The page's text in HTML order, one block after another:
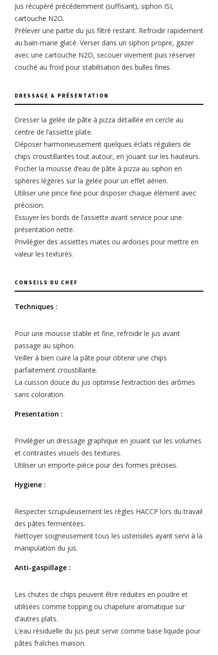
Jus récupéré précédemment (suffisant), siphon ISI,
cartouche N2O.
Prélever une partie du jus filtré restant. Refroidir rapidement
au bain-marie glacé. Verser dans un siphon propre, gazer
avec une cartouche N2O, secouer vivement puis réserver
couché au froid pour stabilisation des bulles fines.
DRESSAGE & PRÉSENTATION
Dresser la gelée de pâte à pizza détaillée en cercle au
centre de l’assiette plate.
Déposer harmonieusement quelques éclats réguliers de
chips croustillantes tout autour, en jouant sur les hauteurs.
Pocher la mousse d’eau de pâte à pizza au siphon en
sphères légères sur la gelée pour un effet aérien.
Utiliser une pince fine pour disposer chaque élément avec
précision.
Essuyer les bords de l’assiette avant service pour une
présentation nette.
Privilégier des assiettes mates ou ardoises pour mettre en
valeur les textures.
CONSEILS DU CHEF
Techniques :
Pour une mousse stable et fine, refroidir le jus avant
passage au siphon.
Veiller à bien cuire la pâte pour obtenir une chips
parfaitement croustillante.
La cuisson douce du jus optimise l’extraction des arômes
sans coloration.
Presentation :
Privilégier un dressage graphique en jouant sur les volumes
et contrastes visuels des textures.
Utiliser un emporte-pièce pour des formes précises.
Hygiene :
Respecter scrupuleusement les règles HACCP lors du travail
des pâtes fermentées.
Nettoyer soigneusement tous les ustensiles ayant servi à la
manipulation du jus.
Anti-gaspillage :
Les chutes de chips peuvent être réduites en poudre et
utilisées comme topping ou chapelure aromatique sur
d’autres plats.
L’eau résiduelle du jus peut servir comme base liquide pour
pâtes fraîches maison.